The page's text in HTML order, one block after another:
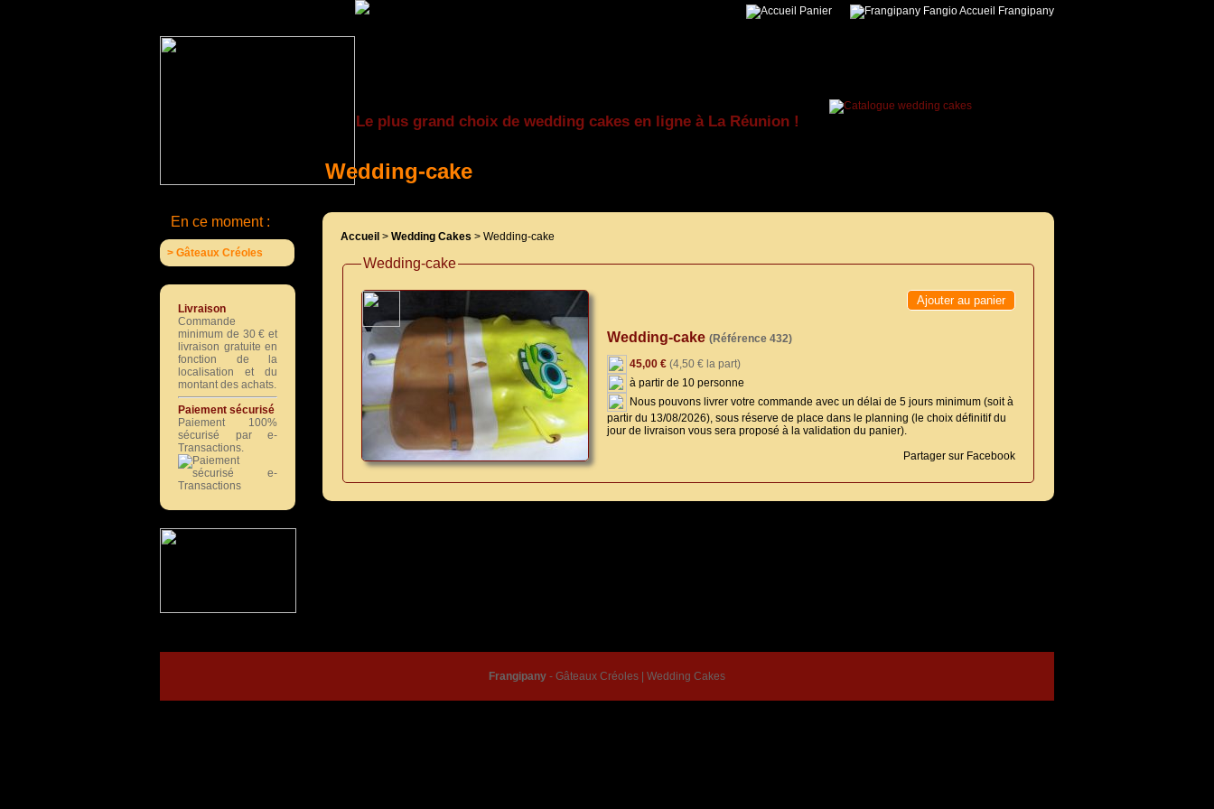
Accueil Frangipany
Panier
Le plus grand choix de wedding cakes en ligne à La Réunion !
Wedding-cake
Accueil > Wedding Cakes > Wedding-cake
Wedding-cake
Ajouter au panier
Wedding-cake (Référence 432)
45,00 € (4,50 € la part)
à partir de 10 personne
Nous pouvons livrer votre commande avec un délai de 5 jours minimum (soit à
partir du 13/08/2026), sous réserve de place dans le planning (le choix définitif du
jour de livraison vous sera proposé à la validation du panier).
Partager sur Facebook
En ce moment :
> Gâteaux Créoles
Livraison
Commande
minimum de 30 € et
livraison gratuite en
fonction de la
localisation et du
montant des achats.
Paiement sécurisé
Paiement 100%
sécurisé par e-
Transactions.
Frangipany - Gâteaux Créoles Wedding Cakes